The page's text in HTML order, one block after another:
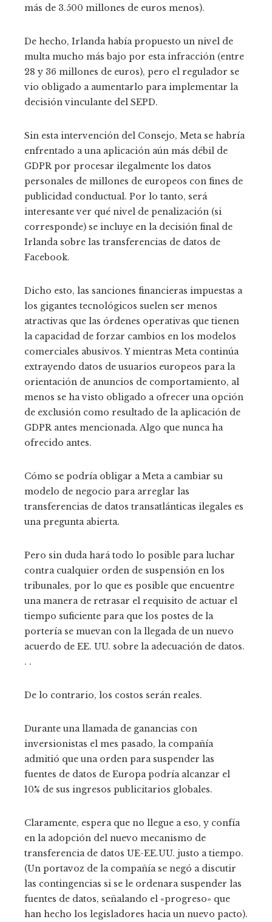
más de 3.500 millones de euros menos).
De hecho, Irlanda había propuesto un nivel de
multa mucho más bajo por esta infracción (entre
28 y 36 millones de euros), pero el regulador se
vio obligado a aumentarlo para implementar la
decisión vinculante del SEPD.
Sin esta intervención del Consejo, Meta se habría
enfrentado a una aplicación aún más débil de
GDPR por procesar ilegalmente los datos
personales de millones de europeos con fines de
publicidad conductual. Por lo tanto, será
interesante ver qué nivel de penalización (si
corresponde) se incluye en la decisión final de
Irlanda sobre las transferencias de datos de
Facebook.
Dicho esto, las sanciones financieras impuestas a
los gigantes tecnológicos suelen ser menos
atractivas que las órdenes operativas que tienen
la capacidad de forzar cambios en los modelos
comerciales abusivos. Y mientras Meta continúa
extrayendo datos de usuarios europeos para la
orientación de anuncios de comportamiento, al
menos se ha visto obligado a ofrecer una opción
de exclusión como resultado de la aplicación de
GDPR antes mencionada. Algo que nunca ha
ofrecido antes.
Cómo se podría obligar a Meta a cambiar su
modelo de negocio para arreglar las
transferencias de datos transatlánticas ilegales es
una pregunta abierta.
Pero sin duda hará todo lo posible para luchar
contra cualquier orden de suspensión en los
tribunales, por lo que es posible que encuentre
una manera de retrasar el requisito de actuar el
tiempo suficiente para que los postes de la
portería se muevan con la llegada de un nuevo
acuerdo de EE. UU. sobre la adecuación de datos.
. .
De lo contrario, los costos serán reales.
Durante una llamada de ganancias con
inversionistas el mes pasado, la compañía
admitió que una orden para suspender las
fuentes de datos de Europa podría alcanzar el
10% de sus ingresos publicitarios globales.
Claramente, espera que no llegue a eso, y confía
en la adopción del nuevo mecanismo de
transferencia de datos UE-EE.UU. justo a tiempo.
(Un portavoz de la compañía se negó a discutir
las contingencias si se le ordenara suspender las
fuentes de datos, señalando el «progreso» que
han hecho los legisladores hacia un nuevo pacto).